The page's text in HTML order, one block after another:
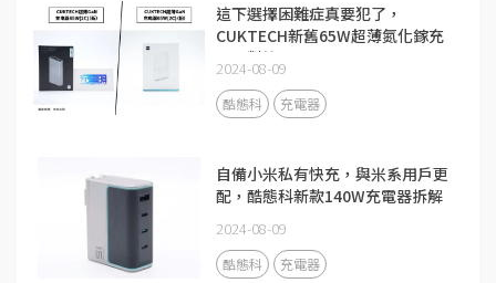
這下選擇困難症真要犯了，
CUKTECH新舊65W超薄氮化鎵充
電器對比
2024-08-09
酷態科 充電器
自備小米私有快充，與米系用戶更
配，酷態科新款140W充電器拆解
2024-08-09
酷態科 充電器